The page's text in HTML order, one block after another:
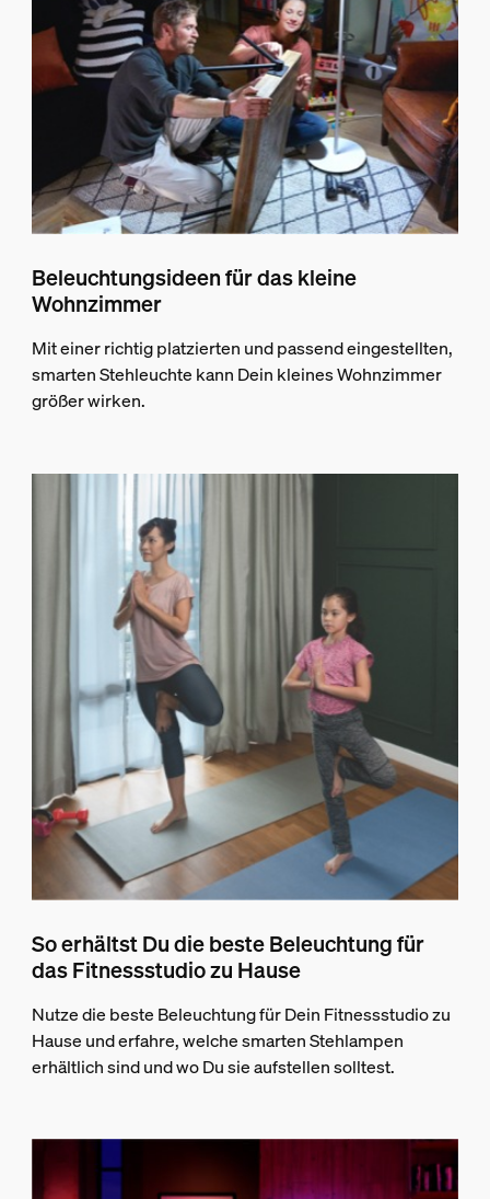
Beleuchtungsideen für das kleine
Wohnzimmer
Mit einer richtig platzierten und passend eingestellten,
smarten Stehleuchte kann Dein kleines Wohnzimmer
größer wirken.
So erhältst Du die beste Beleuchtung für
das Fitnessstudio zu Hause
Nutze die beste Beleuchtung für Dein Fitnessstudio zu
Hause und erfahre, welche smarten Stehlampen
erhältlich sind und wo Du sie aufstellen solltest.